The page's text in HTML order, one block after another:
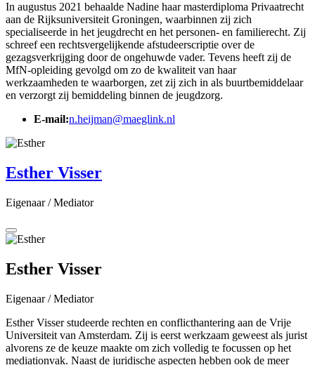
In augustus 2021 behaalde Nadine haar masterdiploma Privaatrecht
aan de Rijksuniversiteit Groningen, waarbinnen zij zich
specialiseerde in het jeugdrecht en het personen- en familierecht. Zij
schreef een rechtsvergelijkende afstudeerscriptie over de
gezagsverkrijging door de ongehuwde vader. Tevens heeft zij de
MfN-opleiding gevolgd om zo de kwaliteit van haar
werkzaamheden te waarborgen, zet zij zich in als buurtbemiddelaar
en verzorgt zij bemiddeling binnen de jeugdzorg.
E-mail:n.heijman@maeglink.nl
Esther Visser
Eigenaar / Mediator
Esther Visser
Eigenaar / Mediator
Esther Visser studeerde rechten en conflicthantering aan de Vrije
Universiteit van Amsterdam. Zij is eerst werkzaam geweest als jurist
alvorens ze de keuze maakte om zich volledig te focussen op het
mediationvak. Naast de juridische aspecten hebben ook de meer